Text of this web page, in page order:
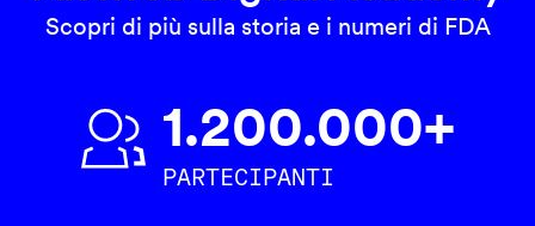
Scopri di più sulla storia e i numeri di FDA
1.200.000+
PARTECIPANTI